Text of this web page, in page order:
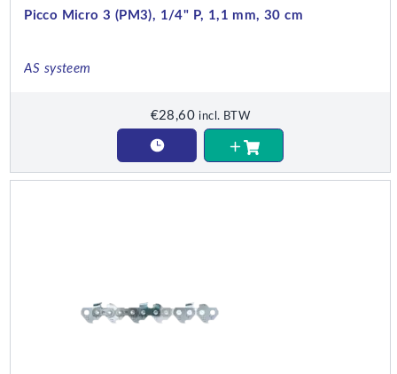
Picco Micro 3 (PM3), 1/4" P, 1,1 mm, 30 cm
AS systeem
€28,60 incl. BTW